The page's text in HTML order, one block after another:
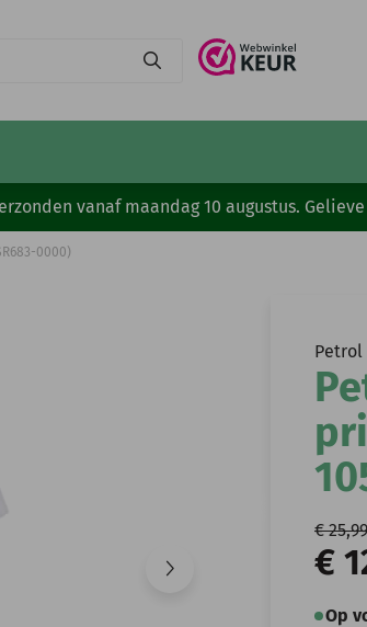
vanaf maandag 10 augustus.
0000)
Petrol
€ 25,99
€
Op